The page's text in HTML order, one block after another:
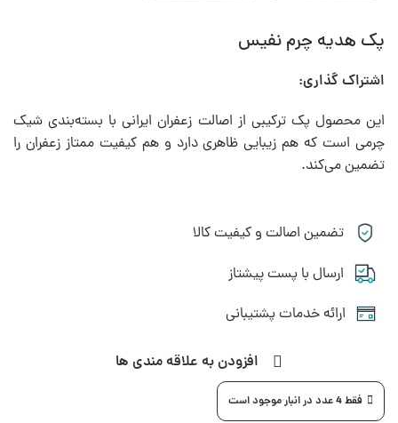
پک هدیه چرم نفیس
اشتراک گذاری:
این محصول پک ترکیبی از اصالت زعفران ایرانی با بسته‌بندی شیک
چرمی است که هم زیبایی ظاهری دارد و هم کیفیت ممتاز زعفران را
تضمین می‌کند.
تضمین اصالت و کیفیت کالا
ارسال با پست پیشتاز
ارائه خدمات پشتیبانی
افزودن به علاقه مندی ها
فقط 4 عدد در انبار موجود است